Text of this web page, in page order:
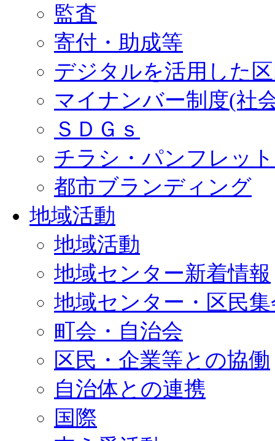
監査
寄付・助成等
デジタルを活用した
マイナンバー制度(社
ＳＤＧｓ
チラシ・パンフレッ
都市ブランディング
地域活動
地域活動
地域センター新着情報
地域センター・区民
町会・自治会
区民・企業等との協働
自治体との連携
国際